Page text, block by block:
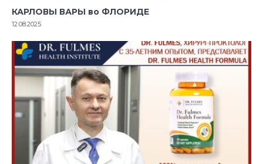
КАРЛОВЫ ВАРЫ во ФЛОРИДЕ
12.08.2025